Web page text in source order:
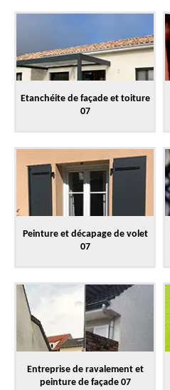
Etanchéite de façade et toiture
07
Peinture et décapage de volet
07
Entreprise de ravalement et
peinture de façade 07